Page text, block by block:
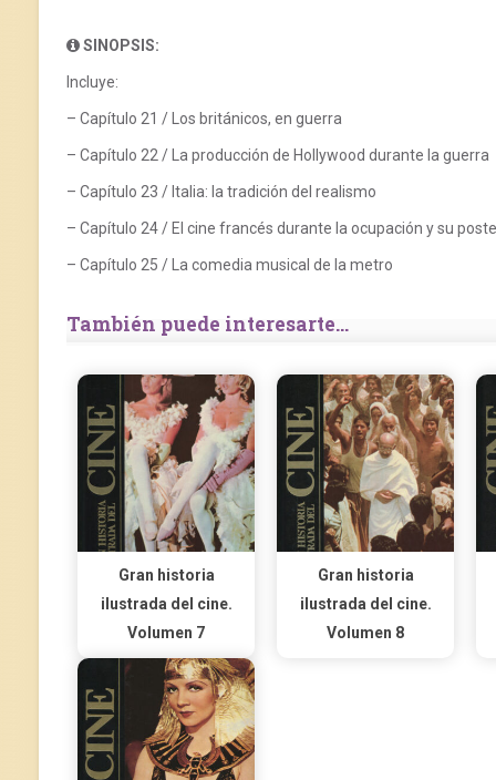
SINOPSIS:
Incluye:
– Capítulo 21 / Los británicos, en guerra
– Capítulo 22 / La producción de Hollywood durante la guerra
– Capítulo 23 / Italia: la tradición del realismo
– Capítulo 24 / El cine francés durante la ocupación y su
– Capítulo 25 / La comedia musical de la metro
También puede interesarte...
Gran historia
ilustrada del cine.
Volumen 7
Gran historia
ilustrada del cine.
Volumen 8